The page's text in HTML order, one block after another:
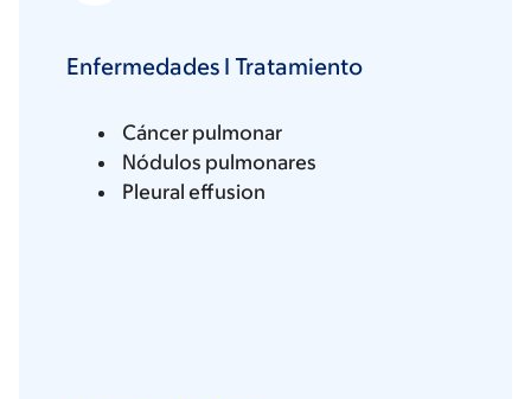
Enfermedades I Tratamiento
Cáncer pulmonar
Nódulos pulmonares
Pleural effusion